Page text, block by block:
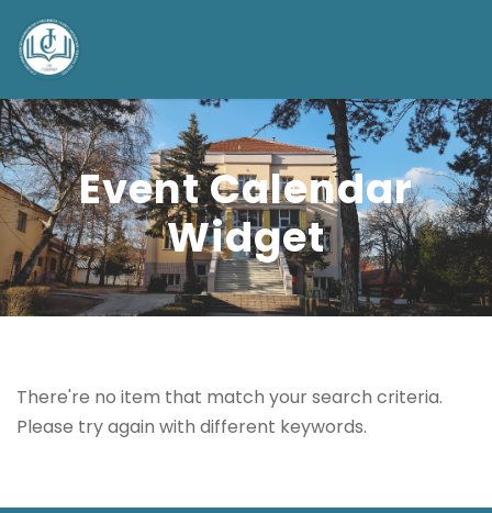
Event Calendar
Widget
There're no item that match your search criteria.
Please try again with different keywords.